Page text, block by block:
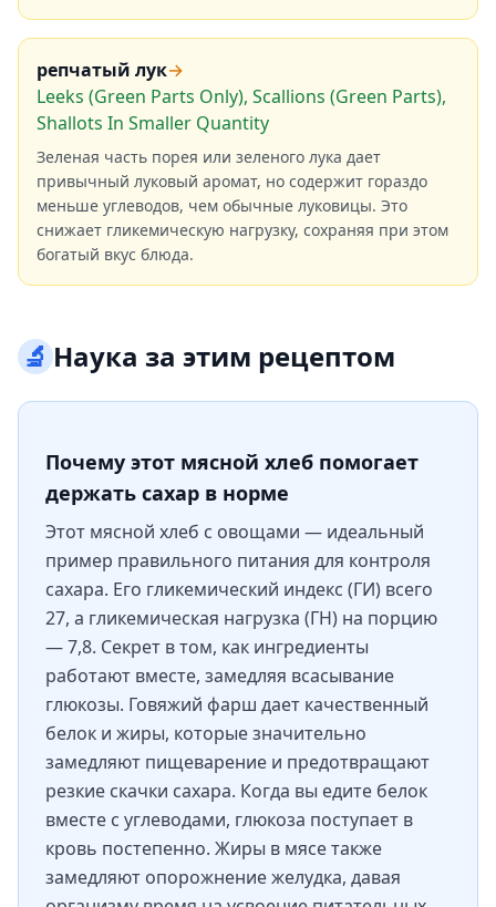
репчатый лук→
Leeks (Green Parts Only), Scallions (Green Parts),
Shallots In Smaller Quantity
Зеленая часть порея или зеленого лука дает
привычный луковый аромат, но содержит гораздо
меньше углеводов, чем обычные луковицы. Это
снижает гликемическую нагрузку, сохраняя при этом
богатый вкус блюда.
🔬Наука за этим рецептом
Почему этот мясной хлеб помогает
держать сахар в норме
Этот мясной хлеб с овощами — идеальный
пример правильного питания для контроля
сахара. Его гликемический индекс (ГИ) всего
27, а гликемическая нагрузка (ГН) на порцию
— 7,8. Секрет в том, как ингредиенты
работают вместе, замедляя всасывание
глюкозы. Говяжий фарш дает качественный
белок и жиры, которые значительно
замедляют пищеварение и предотвращают
резкие скачки сахара. Когда вы едите белок
вместе с углеводами, глюкоза поступает в
кровь постепенно. Жиры в мясе также
замедляют опорожнение желудка, давая